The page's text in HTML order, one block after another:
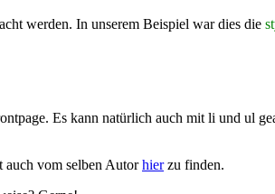
werden. In unserem Beispiel war dies die
Es kann natürlich auch mit li und ul
auch vom selben Autorhierzu finden.